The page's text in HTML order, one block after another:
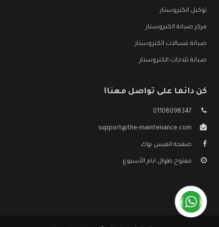
توكيل الكتروستار
مركز صيانة الكتروستار
صيانة غسالات الكتروستار
صيانة ثلاجات الكتروستار
كن دائما على تواصل معنا!
01108098347
support@the-maintenance.com
صفحة الفيس بوك
مفتوح طوال ايام الأسبوع